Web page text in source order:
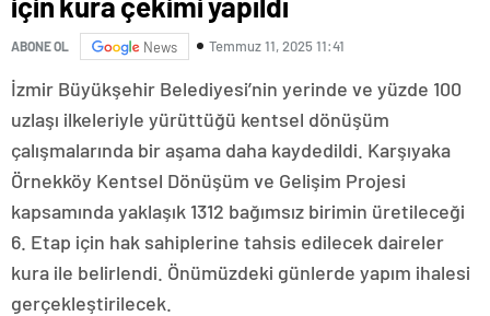
ABONE OL News Temmuz 11, 2025 11:41
İzmir Büyükşehir Belediyesi’nin yerinde ve yüzde 100
uzlaşı ilkeleriyle yürüttüğü kentsel dönüşüm
çalışmalarında bir aşama daha kaydedildi. Karşıyaka
Örnekköy Kentsel Dönüşüm ve Gelişim Projesi
kapsamında yaklaşık 1312 bağımsız birimin üretileceği
6. Etap için hak sahiplerine tahsis edilecek daireler
kura ile belirlendi. Önümüzdeki günlerde yapım ihalesi
gerçekleştirilecek.